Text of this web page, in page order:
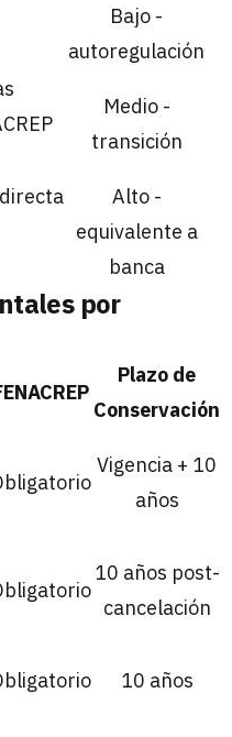
Bajo -
autoregulación
Medio -
transición
Alto -
equivalente a
banca
por
Plazo de
Conservación
Vigencia + 10
años
10 años post-
cancelación
10 años